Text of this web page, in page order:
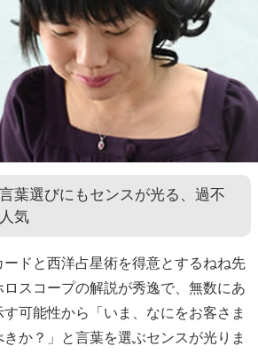
葉選びにもセンスが光る、過不
気
ードと西洋占星術を得意とするねね先
ロスコープの解説が秀逸で、無数にあ
す可能性から「いま、なにをお客さま
きか？」と言葉を選ぶセンスが光りま